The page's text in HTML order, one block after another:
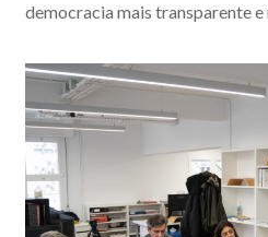
democracia mais transparente e